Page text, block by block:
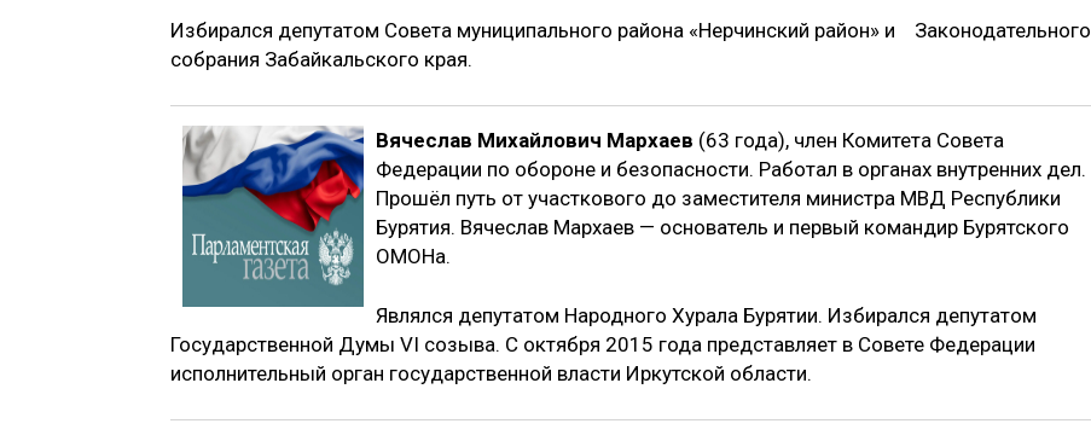
Избирался депутатом Совета муниципального района «Нерчинский район» и Законодательного
собрания Забайкальского края.
Вячеслав Михайлович Мархаев (63 года), член Комитета Совета
Федерации по обороне и безопасности. Работал в органах внутренних дел.
Прошёл путь от участкового до заместителя министра МВД Республики
Бурятия. Вячеслав Мархаев — основатель и первый командир Бурятского
ОМОНа.
Являлся депутатом Народного Хурала Бурятии. Избирался депутатом
Государственной Думы VI созыва. С октября 2015 года представляет в Совете Федерации
исполнительный орган государственной власти Иркутской области.